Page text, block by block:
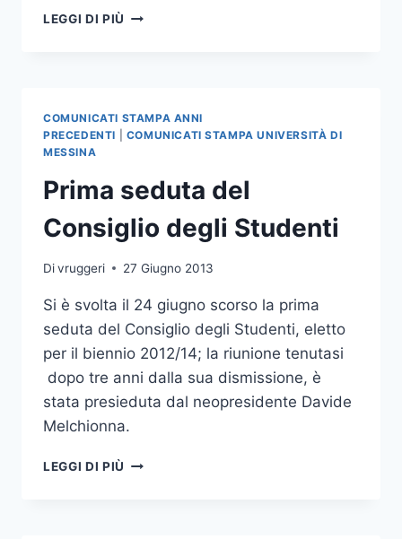
LEGGI DI PIÙ SENATO
COMUNICATI STAMPA ANNI
PRECEDENTI
COMUNICATI STAMPA UNIVERSITÀ DI
MESSINA
Prima seduta del
Consiglio degli Studenti
Divruggeri 27 Giugno 2013
Si è svolta il 24 giugno scorso la prima
seduta del Consiglio degli Studenti, eletto
per il biennio 2012/14; la riunione tenutasi
dopo tre anni dalla sua dismissione, è
stata presieduta dal neopresidente Davide
Melchionna.
LEGGI DI PIÙ PRIMA